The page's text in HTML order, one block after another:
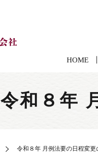
HOME
令和８年
令和８年 月例法要の日程変更